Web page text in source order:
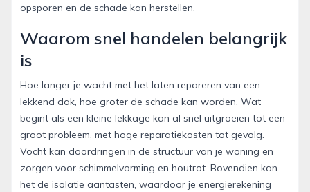
opsporen en de schade kan herstellen.
Waarom snel handelen belangrijk
is
Hoe langer je wacht met het laten repareren van een
lekkend dak, hoe groter de schade kan worden. Wat
begint als een kleine lekkage kan al snel uitgroeien tot een
groot probleem, met hoge reparatiekosten tot gevolg.
Vocht kan doordringen in de structuur van je woning en
zorgen voor schimmelvorming en houtrot. Bovendien kan
het de isolatie aantasten, waardoor je energierekening